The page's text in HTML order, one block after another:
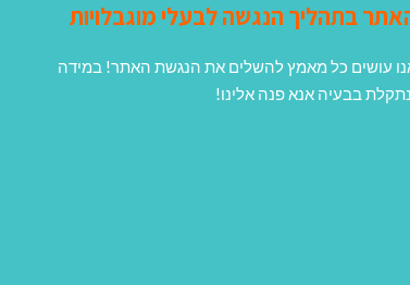
בתהליך הנגשה לבעלי מוגבלויות
עושים כל מאמץ להשלים את הנגשת האתר! במידה
בבעיה אנא פנה אלינו!